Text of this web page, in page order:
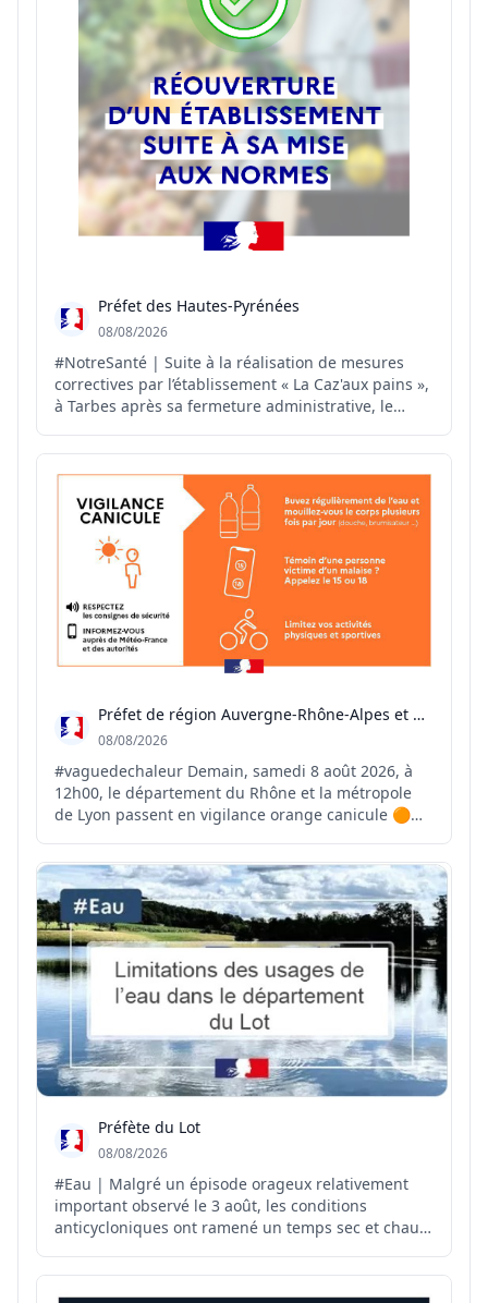
Préfet des Hautes-Pyrénées
08/08/2026
#NotreSanté | Suite à la réalisation de mesures
correctives par l’établissement « La Caz'aux pains »,
à Tarbes après sa fermeture administrative, le
réouverture de cet établissement.
Préfet de région Auvergne-Rhône-Alpes et du Rhône
08/08/2026
#vaguedechaleur Demain, samedi 8 août 2026, à
12h00, le département du Rhône et la métropole
de Lyon passent en vigilance orange canicule 🟠☀️
entre mercredi et vendredi prochain avec des
températures comprises entre 37 et 38 °C 🌡️ Face à
ces forte...
Préfète du Lot
08/08/2026
#Eau | Malgré un épisode orageux relativement
important observé le 3 août, les conditions
anticycloniques ont ramené un temps sec et chaud
de précipitations pour les prochains jours, hormis
de faibles précipitations possibles sur le relief.